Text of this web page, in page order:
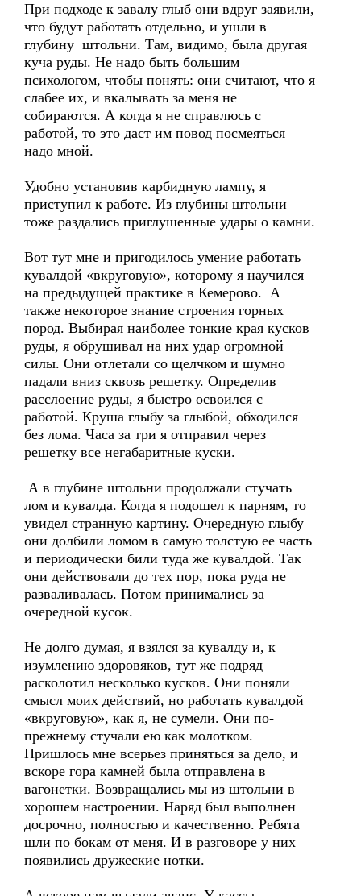
При подходе к завалу глыб они вдруг заявили,
что будут работать отдельно, и ушли в
глубину штольни. Там, видимо, была другая
куча руды. Не надо быть большим
психологом, чтобы понять: они считают, что я
слабее их, и вкалывать за меня не
собираются. А когда я не справлюсь с
работой, то это даст им повод посмеяться
надо мной.
Удобно установив карбидную лампу, я
приступил к работе. Из глубины штольни
тоже раздались приглушенные удары о камни.
Вот тут мне и пригодилось умение работать
кувалдой «вкруговую», которому я научился
на предыдущей практике в Кемерово. А
также некоторое знание строения горных
пород. Выбирая наиболее тонкие края кусков
руды, я обрушивал на них удар огромной
силы. Они отлетали со щелчком и шумно
падали вниз сквозь решетку. Определив
расслоение руды, я быстро освоился с
работой. Круша глыбу за глыбой, обходился
без лома. Часа за три я отправил через
решетку все негабаритные куски.
А в глубине штольни продолжали стучать
лом и кувалда. Когда я подошел к парням, то
увидел странную картину. Очередную глыбу
они долбили ломом в самую толстую ее часть
и периодически били туда же кувалдой. Так
они действовали до тех пор, пока руда не
разваливалась. Потом принимались за
очередной кусок.
Не долго думая, я взялся за кувалду и, к
изумлению здоровяков, тут же подряд
расколотил несколько кусков. Они поняли
смысл моих действий, но работать кувалдой
«вкруговую», как я, не сумели. Они по-
прежнему стучали ею как молотком.
Пришлось мне всерьез приняться за дело, и
вскоре гора камней была отправлена в
вагонетки. Возвращались мы из штольни в
хорошем настроении. Наряд был выполнен
досрочно, полностью и качественно. Ребята
шли по бокам от меня. И в разговоре у них
появились дружеские нотки.